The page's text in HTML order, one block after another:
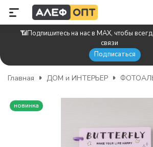
📶Подпишитесь на нас в MAX, чтобы
связи
Подписаться
Главная ДОМ и ИНТЕРЬЕР
новинка